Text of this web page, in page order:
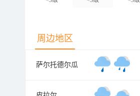
周边地区
萨尔托德尔瓜